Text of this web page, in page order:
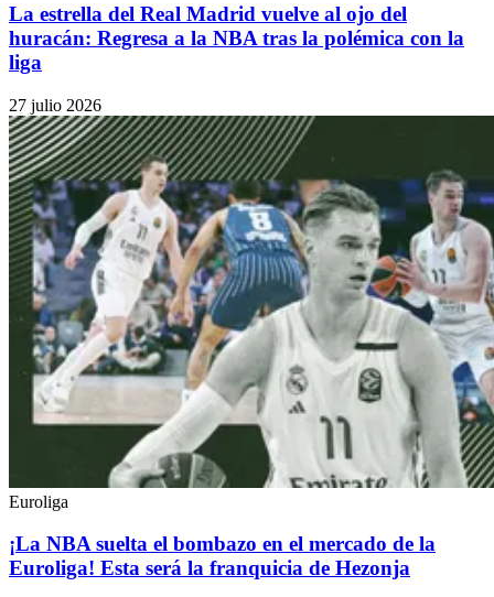
La estrella del Real Madrid vuelve al ojo del
huracán: Regresa a la NBA tras la polémica con la
liga
27 julio 2026
Euroliga
¡La NBA suelta el bombazo en el mercado de la
Euroliga! Esta será la franquicia de Hezonja